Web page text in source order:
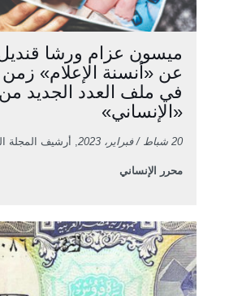
ميسون عزام ورشا قنديل
عن «أنسنة الإعلام»
في ملف العدد الجديد
«الإنساني»
20 شباط / فبراير، 2023 , أرشيف المجلة
محرر الإنساني